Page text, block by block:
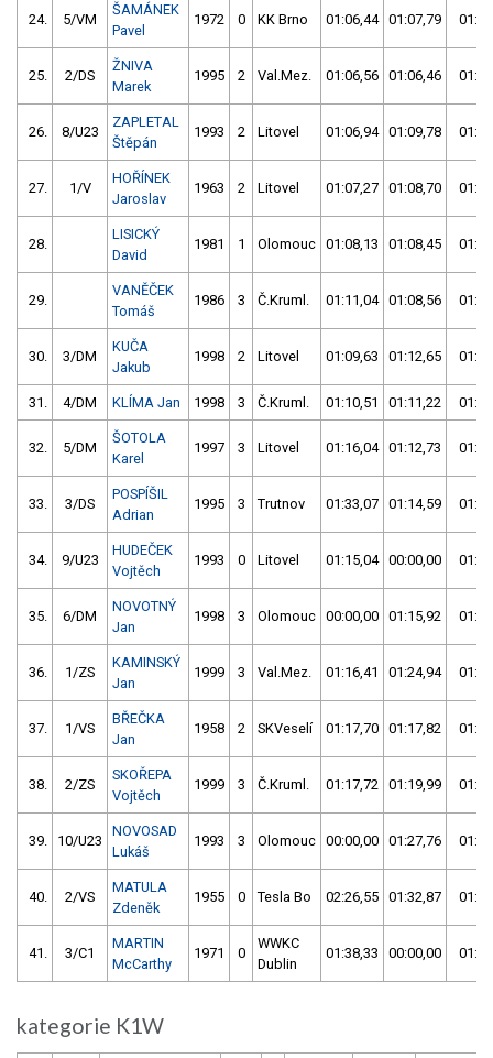
24. 5/VM
ŠAMÁNEK
Pavel
1972 0 KK Brno 01:06,44 01:07,79
25. 2/DS
ŽNIVA
Marek
1995 2 Val.Mez. 01:06,56 01:06,46
26. 8/U23
ZAPLETAL
Štěpán
1993 2 Litovel 01:06,94 01:09,78
27. 1/V
HOŘÍNEK
Jaroslav
1963 2 Litovel 01:07,27 01:08,70
28.
LISICKÝ
David
1981 1 Olomouc 01:08,13 01:08,45
29.
VANĚČEK
Tomáš
1986 3 Č.Kruml. 01:11,04 01:08,56
30. 3/DM
KUČA
Jakub
1998 2 Litovel 01:09,63 01:12,65
31. 4/DM KLÍMA Jan 1998 3 Č.Kruml. 01:10,51 01:11,22
32. 5/DM
ŠOTOLA
Karel
1997 3 Litovel 01:16,04 01:12,73
33. 3/DS
POSPÍŠIL
Adrian
1995 3 Trutnov 01:33,07 01:14,59
34. 9/U23
HUDEČEK
Vojtěch
1993 0 Litovel 01:15,04 00:00,00
35. 6/DM
NOVOTNÝ
Jan
1998 3 Olomouc 00:00,00 01:15,92
36. 1/ZS
KAMINSKÝ
Jan
1999 3 Val.Mez. 01:16,41 01:24,94
37. 1/VS
BŘEČKA
Jan
1958 2 SKVeselí 01:17,70 01:17,82
38. 2/ZS
SKOŘEPA
Vojtěch
1999 3 Č.Kruml. 01:17,72 01:19,99
39. 10/U23
NOVOSAD
Lukáš
1993 3 Olomouc 00:00,00 01:27,76
40. 2/VS
MATULA
Zdeněk
1955 0 Tesla Bo 02:26,55 01:32,87
41. 3/C1
MARTIN
McCarthy
1971 0
WWKC
Dublin
01:38,33 00:00,00
kategorie K1W